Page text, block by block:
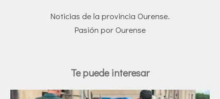
Noticias de la provincia Ourense.
Pasión por Ourense
Te puede interesar